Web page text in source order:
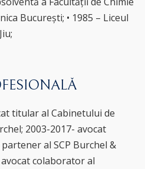
București; • 1985 – Liceul
titular al Cabinetului de
2003-2017- avocat
al SCP Burchel &
colaborator al